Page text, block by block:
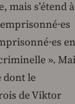
mais s’étend à
en
».
dont le
de Viktor